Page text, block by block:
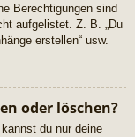
Berechtigungen sind
aufgelistet. Z. B. „Du
erstellen“ usw.
oder löschen?
du nur deine